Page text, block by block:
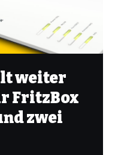
weiter
FritzBox
zwei